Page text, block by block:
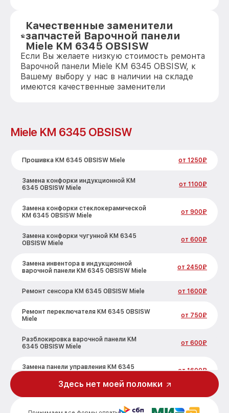
Качественные заменители
запчастей Варочной панели
Miele KM 6345 OBSISW
Если Вы желаете низкую стоимость ремонта
Варочной панели Miele KM 6345 OBSISW, к
Вашему выбору у нас в наличии на складе
имеются качественные заменители
Miele KM 6345 OBSISW
Прошивка KM 6345 OBSISW Miele от 1250₽
Замена конфорки индукционной KM
6345 OBSISW Miele
от 1100₽
Замена конфорки стеклокерамической
KM 6345 OBSISW Miele
от 900₽
Замена конфорки чугунной KM 6345
OBSISW Miele
от 600₽
Замена инвентора в индукционной
варочной панели KM 6345 OBSISW Miele
от 2450₽
Ремонт сенсора KM 6345 OBSISW Miele от 1600₽
Ремонт переключателя KM 6345 OBSISW
Miele
от 750₽
Разблокировка варочной панели KM
6345 OBSISW Miele
от 600₽
Замена панели управления KM 6345
от 1600₽
от 1900₽
Здесь нет моей поломки